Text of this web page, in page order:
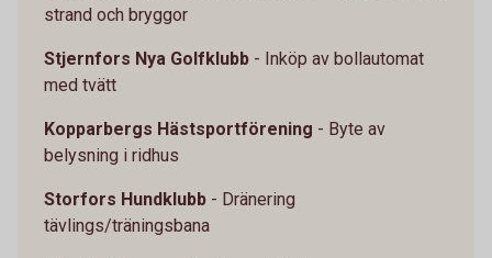
strand och bryggor
Stjernfors Nya Golfklubb - Inköp av bollautomat
med tvätt
Kopparbergs Hästsportförening - Byte av
belysning i ridhus
Storfors Hundklubb - Dränering
tävlings/träningsbana